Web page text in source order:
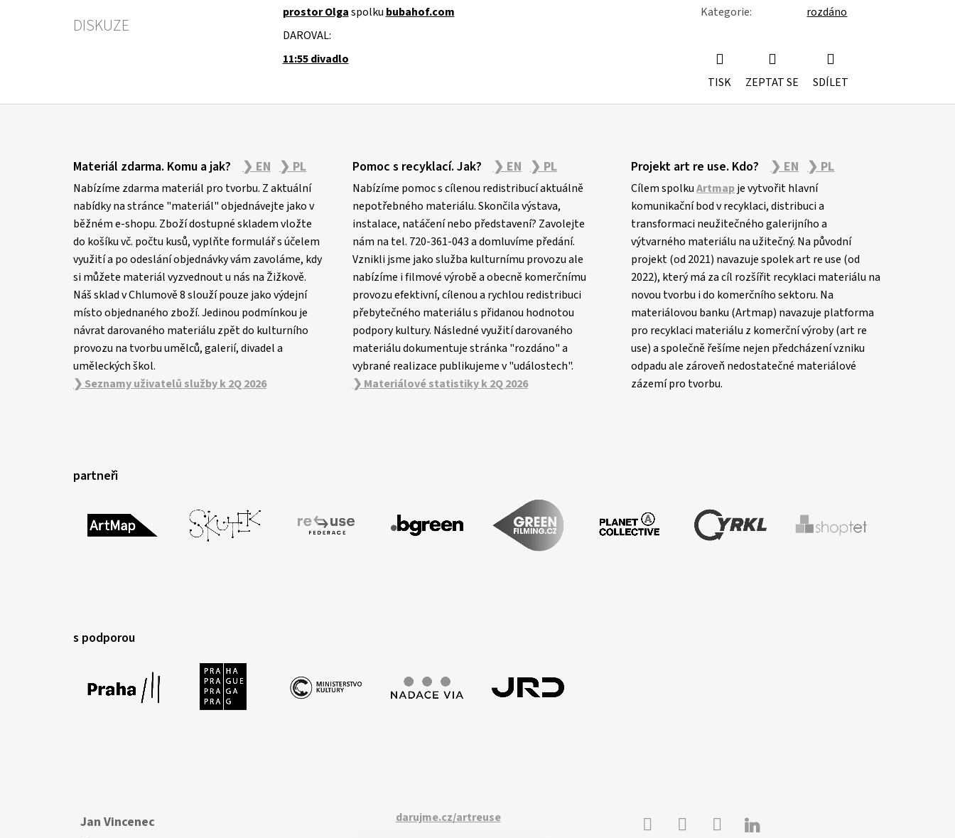
DISKUZE
prostor Olgaspolku bubahof.com
DAROVAL:
11:55 divadlo
Kategorie: rozdáno
TISK ZEPTAT SE SDÍLET
Materiál zdarma. Komu a jak? ❯ EN ❯ PL
Nabízíme zdarma materiál pro tvorbu. Z aktuální
nabídky na stránce "materiál" objednávejte jako v
běžném e-shopu. Zboží dostupné skladem vložte
do košíku vč. počtu kusů, vyplňte formulář s účelem
využití a po odeslání objednávky vám zavoláme, kdy
si můžete materiál vyzvednout u nás na Žižkově.
Náš sklad v Chlumově 8 slouží pouze jako výdejní
místo objednaného zboží. Jedinou podmínkou je
návrat darovaného materiálu zpět do kulturního
provozu na tvorbu umělců, galerií, divadel a
uměleckých škol.
❯ Seznamy uživatelů služby k 2Q 2026
Pomoc s recyklací. Jak? ❯ EN ❯ PL
Nabízíme pomoc s cílenou redistribucí aktuálně
nepotřebného materiálu. Skončila výstava,
instalace, natáčení nebo představení? Zavolejte
nám na tel. 720-361-043 a domluvíme předání.
Vznikli jsme jako služba kulturnímu provozu ale
nabízíme i filmové výrobě a obecně komerčnímu
provozu efektivní, cílenou a rychlou redistribuci
přebytečného materiálu s přidanou hodnotou
podpory kultury. Následné využití darovaného
materiálu dokumentuje stránka "rozdáno" a
vybrané realizace publikujeme v "událostech".
❯ Materiálové statistiky k 2Q 2026
Projekt art re use. Kdo? ❯ EN ❯ PL
Cílem spolkuArtmapje vytvořit hlavní
komunikační bod v recyklaci, distribuci a
transformaci neužitečného galerijního a
výtvarného materiálu na užitečný. Na původní
projekt (od 2021) navazuje spolek art re use (od
2022), který má za cíl rozšířit recyklaci materiálu na
novou tvorbu i do komerčního sektoru. Na
materiálovou banku (Artmap) navazuje platforma
pro recyklaci materiálu z komerční výroby (art re
use) a společně řešíme nejen předcházení vzniku
odpadu ale zároveň nedostatečné materiálové
zázemí pro tvorbu.
partneři
s podporou
Jan Vincenec
darujme.cz/artreuse 